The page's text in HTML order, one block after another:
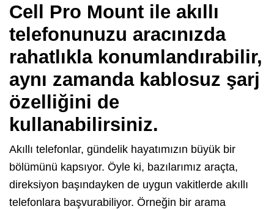
Cell Pro Mount ile akıllı
telefonunuzu aracınızda
rahatlıkla konumlandırabilir,
aynı zamanda kablosuz şarj
özelliğini de
kullanabilirsiniz.
Akıllı telefonlar, gündelik hayatımızın büyük bir
bölümünü kapsıyor. Öyle ki, bazılarımız araçta,
direksiyon başındayken de uygun vakitlerde akıllı
telefonlara başvurabiliyor. Örneğin bir arama